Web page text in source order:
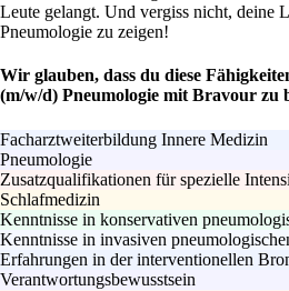
Leute gelangt. Und vergiss nicht, deine
Pneumologie zu zeigen!
Wir glauben, dass du diese
(m/w/d) Pneumologie mit Bravour zu
Facharztweiterbildung Innere Medizin
Pneumologie
Zusatzqualifikationen für spezielle
Schlafmedizin
Kenntnisse in konservativen
Kenntnisse in invasiven
Erfahrungen in der interventionellen
Verantwortungsbewusstsein